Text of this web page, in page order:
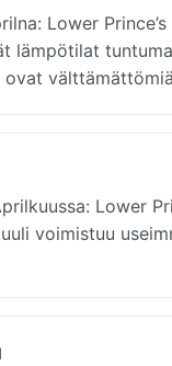
Lower
lämpötilat
ovat
Lower
voimistuu